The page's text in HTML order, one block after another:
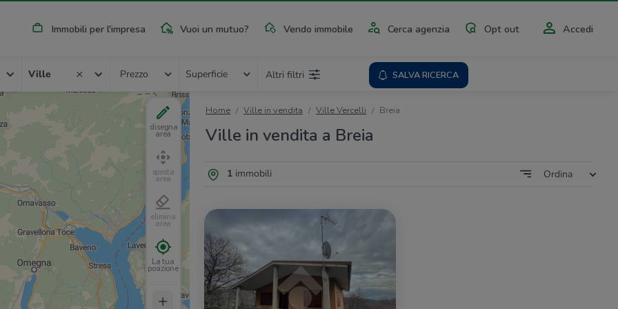
Immobili per l'impresa Vuoi un mutuo? Vendo immobile Cerca agenzia Opt out Accedi
Ville Prezzo Superficie Altri filtri SALVA RICERCA
Home Ville in vendita Ville Vercelli Breia
Ville in vendita a Breia
1immobili Ordina
disegna
area
sposta
area
elimina
area
La tua
posizione
+